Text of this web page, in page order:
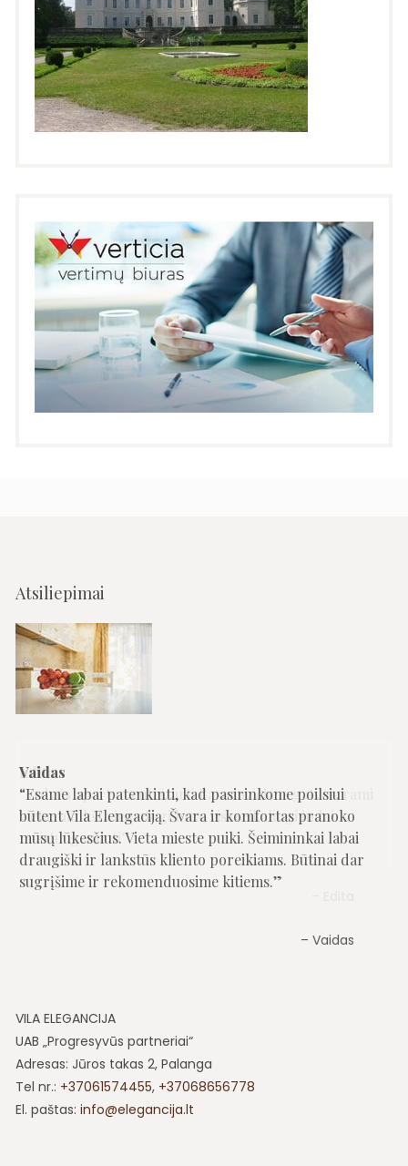
Atsiliepimai
Vaidas
Esame labai patenkinti, kad pasirinkome poilsiui
būtent Vila Elengaciją. Švara ir komfortas pranoko
mūsų lūkesčius. Vieta mieste puiki. Šeimininkai labai
draugiški ir lankstūs kliento poreikiams. Būtinai dar
sugrįšime ir rekomenduosime kitiems.
Vaidas
Edita
erdvūs apartamentai, arti Basanavičiaus gatvės, rami
vieta, minkšta ir patogi lova, visi reikalingi indai
maistui gaminti
Adresas: Jūros takas 2, Palanga
Tel nr.:+37061574455, +37068656778
El. paštas:info@elegancija.lt